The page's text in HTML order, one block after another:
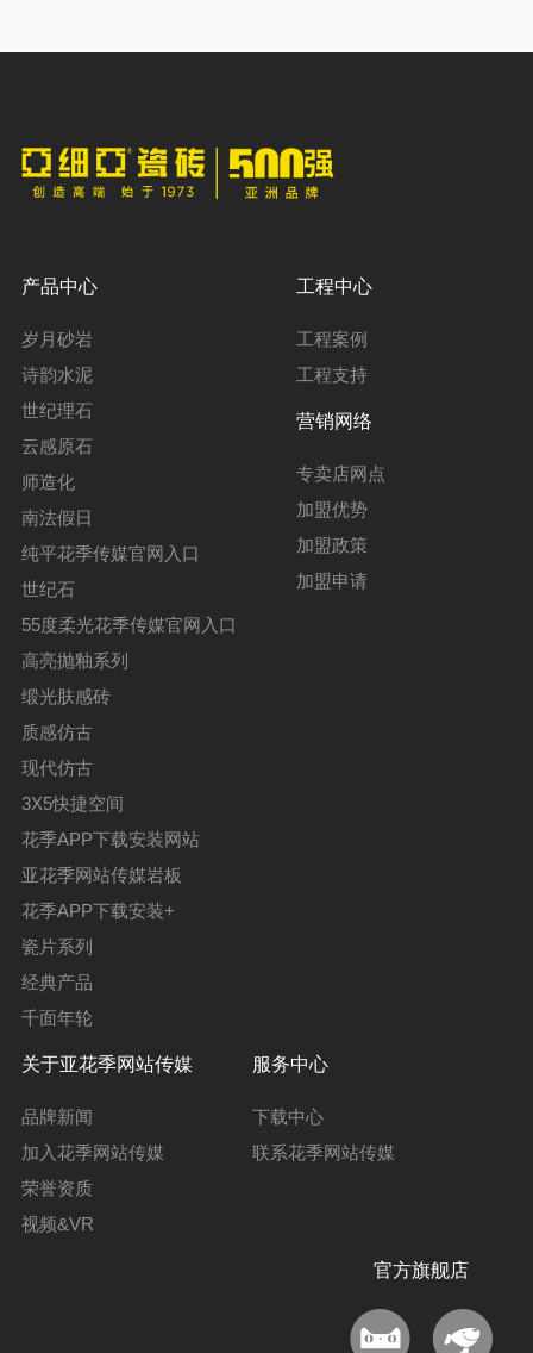
产品中心
岁月砂岩
诗韵水泥
世纪理石
云感原石
师造化
南法假日
纯平花季传媒官网入口
世纪石
55度柔光花季传媒官网入口
高亮抛釉系列
缎光肤感砖
质感仿古
现代仿古
3X5快捷空间
花季APP下载安装网站
亚花季网站传媒岩板
花季APP下载安装+
瓷片系列
经典产品
千面年轮
工程中心
工程案例
工程支持
营销网络
专卖店网点
加盟优势
加盟政策
加盟申请
关于亚花季网站传媒
品牌新闻
加入花季网站传媒
荣誉资质
视频&VR
服务中心
下载中心
联系花季网站传媒
官方旗舰店